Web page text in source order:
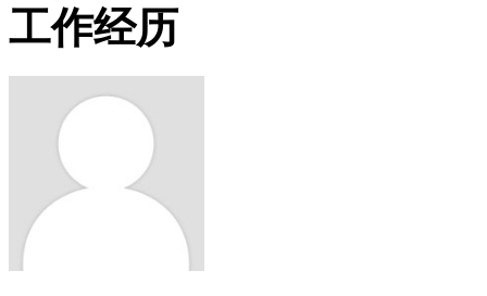
工作经历